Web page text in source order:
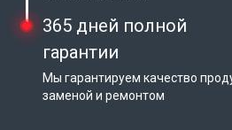
365 дней полной
гарантии
Мы гарантируем качество
заменой и ремонтом